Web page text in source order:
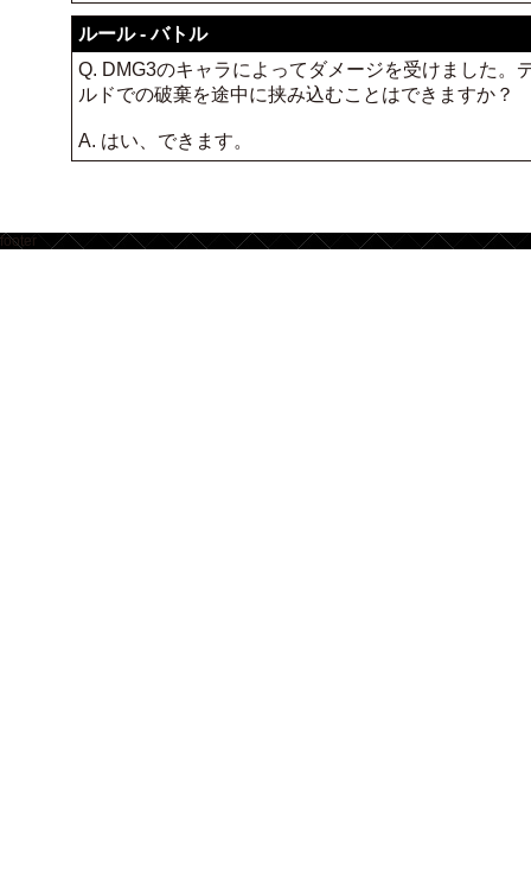
ルール - バトル
Q. DMG3のキャラによってダメージを受けました
ルドでの破棄を途中に挟み込むことはできますか？
A. はい、できます。
footer